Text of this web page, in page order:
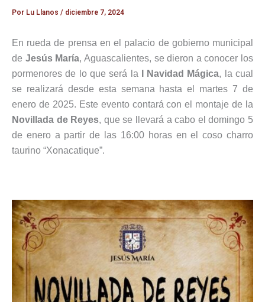
Por Lu Llanos / diciembre 7, 2024
En rueda de prensa en el palacio de gobierno municipal
de Jesús María, Aguascalientes, se dieron a conocer los
pormenores de lo que será la
I Navidad Mágica, la cual
se realizará desde esta semana hasta el martes 7 de
enero de 2025. Este evento contará con el montaje de la
Novillada de Reyes, que se llevará a cabo el domingo 5
de enero a partir de las 16:00 horas en el coso charro
taurino “Xonacatique”.